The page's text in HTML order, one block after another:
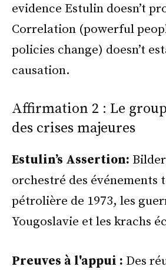
evidence Estulin doesn’t
Correlation (powerful
policies change) doesn’t
causation.
Affirmation 2 : Le
des crises majeures
Estulin’s Assertion:
orchestré des événements
pétrolière de 1973, les
Yougoslavie et les krachs
Preuves à l'appui : Des